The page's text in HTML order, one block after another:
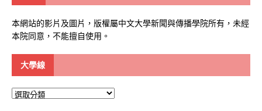
本網站的影片及圖片，版權屬中文大學新聞與傳播學院所有，未經
本院同意，不能擅自使用。
大學線
大